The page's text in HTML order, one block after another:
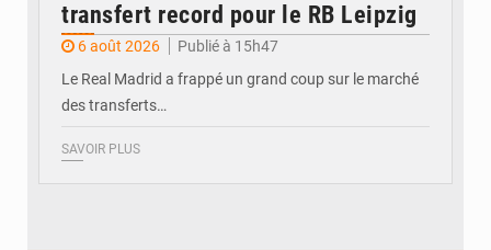
transfert record pour le RB Leipzig
6 août 2026
Publié à 15h47
Le Real Madrid a frappé un grand coup sur le marché
des transferts…
SAVOIR PLUS